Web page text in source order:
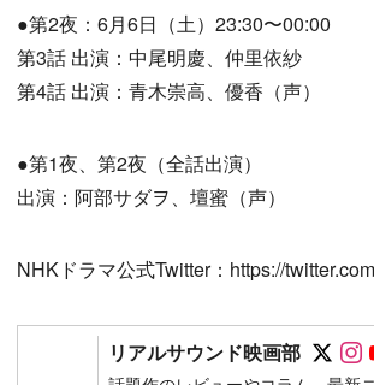
●第2夜：6月6日（土）23:30〜00:00
第3話 出演：中尾明慶、仲里依紗
第4話 出演：青木崇高、優香（声）
●第1夜、第2夜（全話出演）
出演：阿部サダヲ、壇蜜（声）
NHKドラマ公式Twitter：https://
リアルサウンド映画部